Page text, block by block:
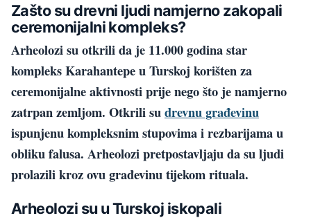
Zašto su drevni ljudi namjerno zakopali
ceremonijalni kompleks?
Arheolozi su otkrili da je 11.000 godina star
kompleks Karahantepe u Turskoj korišten za
ceremonijalne aktivnosti prije nego što je namjerno
zatrpan zemljom. Otkrili sudrevnu građevinu
ispunjenu kompleksnim stupovima i rezbarijama u
obliku falusa. Arheolozi pretpostavljaju da su ljudi
prolazili kroz ovu građevinu tijekom rituala.
Arheolozi su u Turskoj iskopali